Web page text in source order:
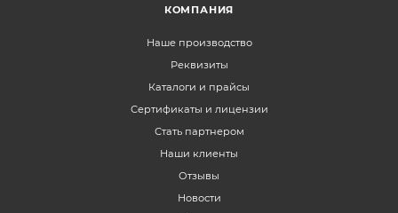
КОМПАНИЯ
Наше производство
Реквизиты
Каталоги и прайсы
Сертификаты и лицензии
Стать партнером
Наши клиенты
Отзывы
Новости